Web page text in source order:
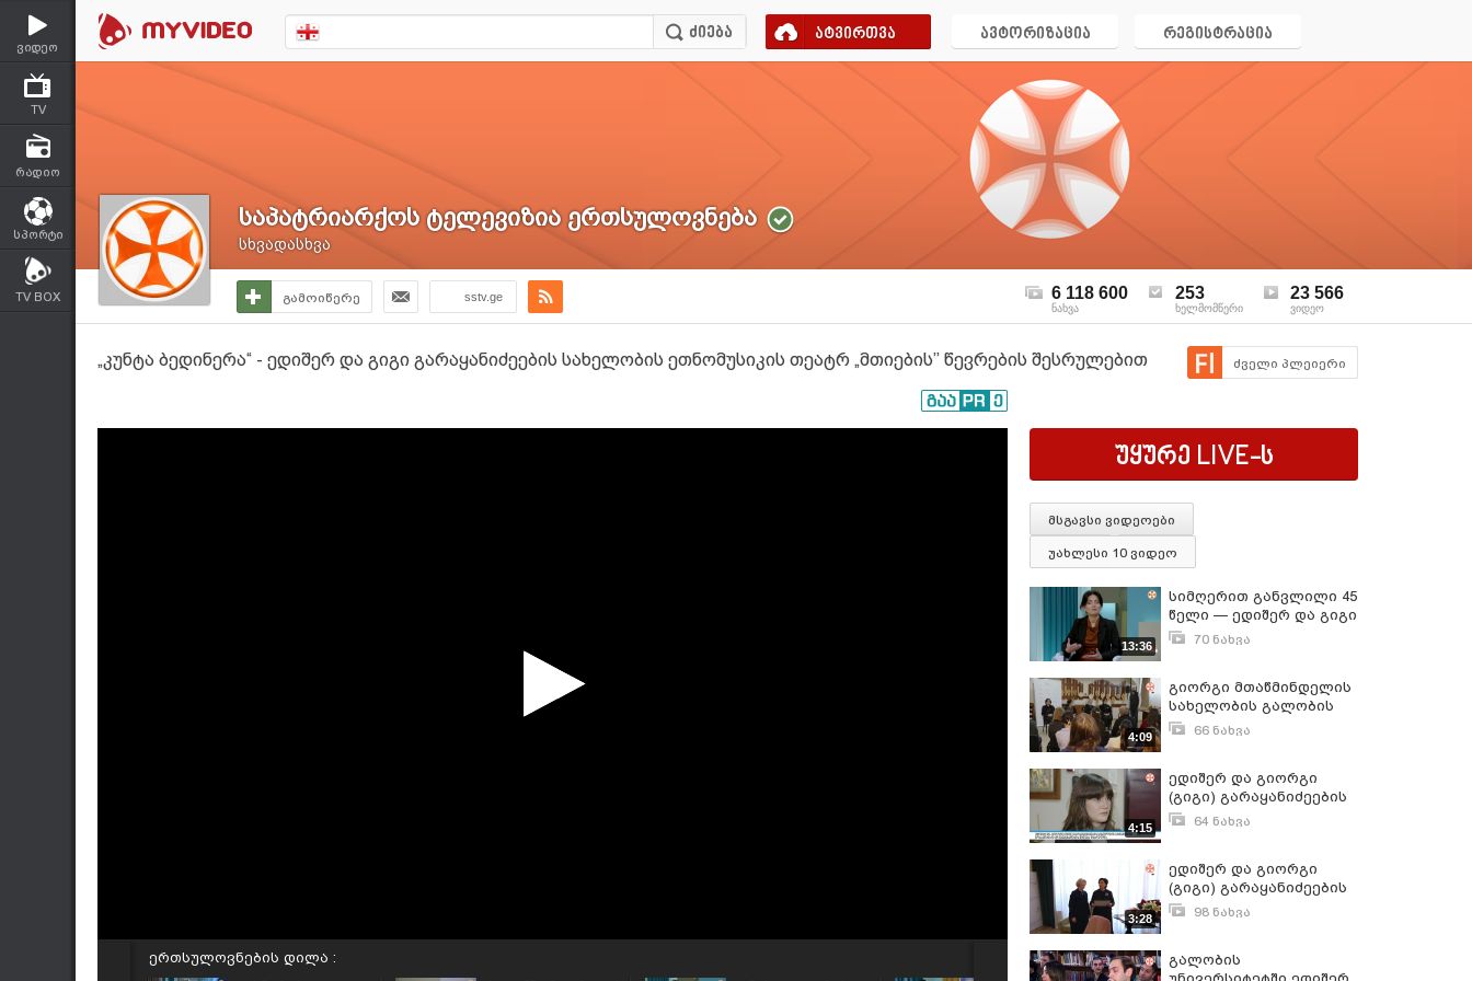
ვიდეო
TV
რადიო
სპორტი
TV BOX
ატვირთვა ავტორიზაცია რეგისტრაცია
საპატრიარქოს ტელევიზია ერთსულოვნება
სხვადასხვა
გამოიწერე sstv.ge 6 118 600
ნახვა
253
ხელმომწერი
23 566
ვიდეო
„კუნტა ბედინერა“ - ედიშერ და გიგი გარაყანიძეების სახელობის ეთნომუსიკის თეატრ „მთიების’’ წევრების შესრულებით ძველი პლეიერი
ერთსულოვნების დილა :
უყურე LIVE-ს
მსგავსი ვიდეოები
უახლესი 10 ვიდეო
13:36
სიმღერით განვლილი 45
წელი — ედიშერ და გიგი
გარაყანიძეების
„მთიები“
70 ნახვა
4:09
გიორგი მთაწმინდელის
სახელობის გალობის
უნივერსიტეტში ედიშერ
სახელობის
სტიპენდიების
გადაცემის ცერემონია
66 ნახვა
4:15
ედიშერ და გიორგი
(გიგი) გარაყანიძეების
სახელობის სტიპენდიის
დასრულდა
64 ნახვა
3:28
ედიშერ და გიორგი
(გიგი) გარაყანიძეების
სახელობის
მეცხრედ გაიცა
98 ნახვა
გალობის